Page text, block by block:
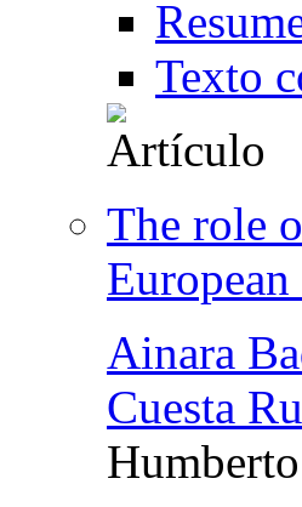
Texto
The role
Ainara
Cuesta